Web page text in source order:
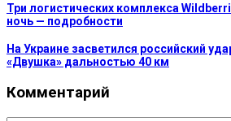
Три логистических комплекса
ночь — подробности
На Украине засветился российский
«Двушка» дальностью 40 км
Комментарий